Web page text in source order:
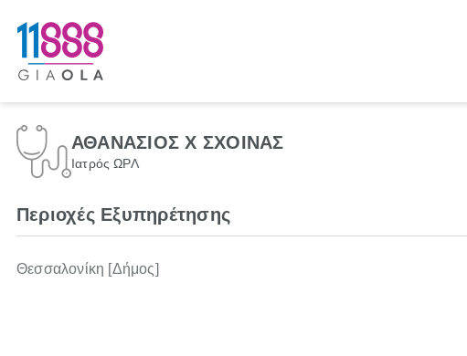
ΑΘΑΝΑΣΙΟΣ Χ ΣΧΟΙΝΑΣ
Ιατρός ΩΡΛ
Περιοχές Εξυπηρέτησης
Θεσσαλονίκη [Δήμος]